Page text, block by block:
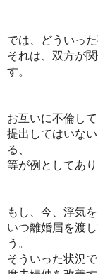
では、どういっ
それは、双方が
す。
お互いに不倫し
提出してはいな
る、
等が例としてあり
もし、今、浮気
いつ離婚届を渡
う。
そういった状況